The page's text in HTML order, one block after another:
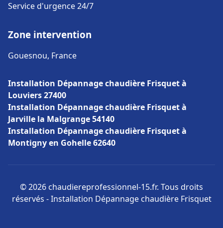
Service d'urgence 24/7
Zone intervention
Gouesnou, France
Installation Dépannage chaudière Frisquet à
Louviers 27400
Installation Dépannage chaudière Frisquet à
Jarville la Malgrange 54140
Installation Dépannage chaudière Frisquet à
Montigny en Gohelle 62640
© 2026 chaudiereprofessionnel-15.fr. Tous droits
réservés - Installation Dépannage chaudière Frisquet